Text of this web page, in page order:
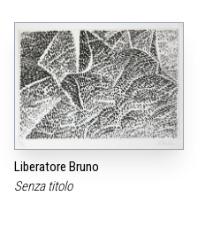
Liberatore Bruno
Senza titolo